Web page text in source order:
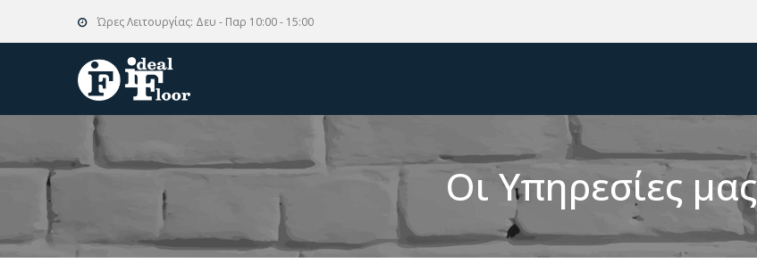
Ώρες Λειτουργίας: Δευ - Παρ 10:00 - 15:00
Οι Υπηρεσίες μας